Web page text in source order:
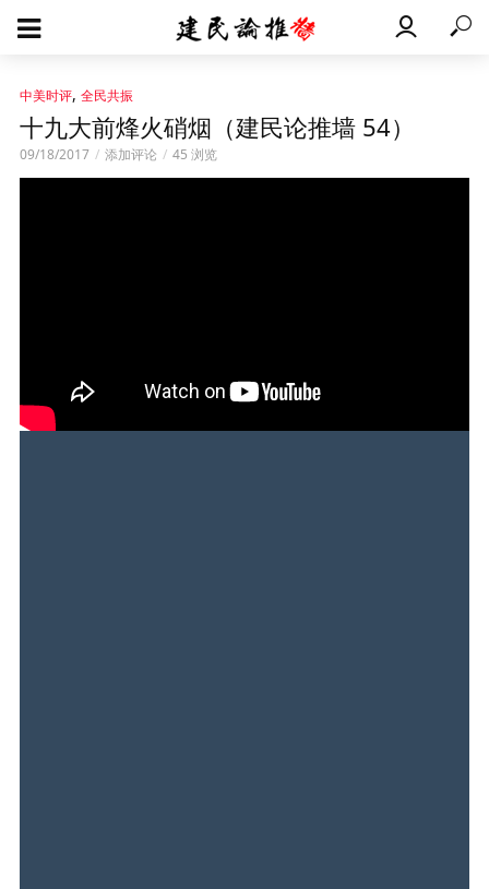
中美时评, 全民共振
十九大前烽火硝烟（建民论推墙 54）
09/18/2017 添加评论 45 浏览